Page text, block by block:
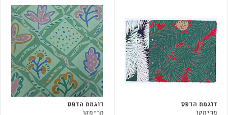
דוגמת הדפס
מרימקו
דוגמת הדפס
מרימקו